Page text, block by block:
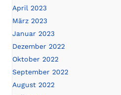
April 2023
März 2023
Januar 2023
Dezember 2022
Oktober 2022
September 2022
August 2022